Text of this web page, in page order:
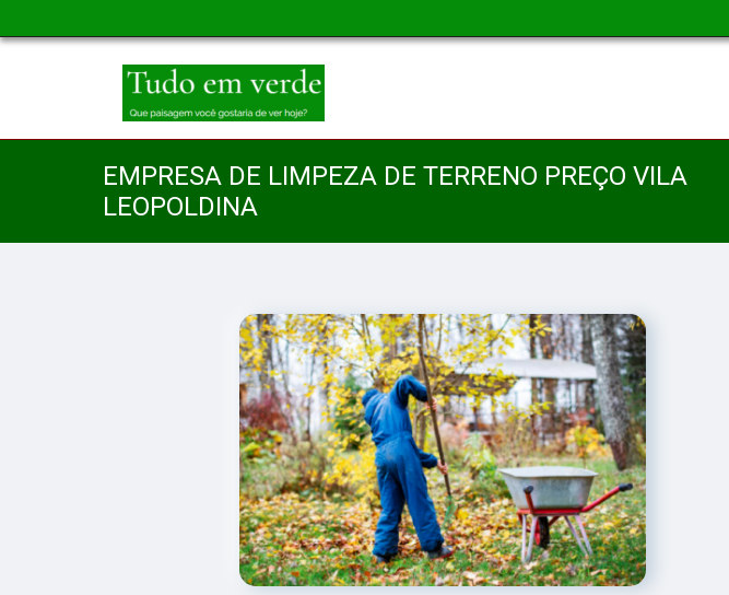
EMPRESA DE LIMPEZA DE TERRENO PREÇO VILA
LEOPOLDINA